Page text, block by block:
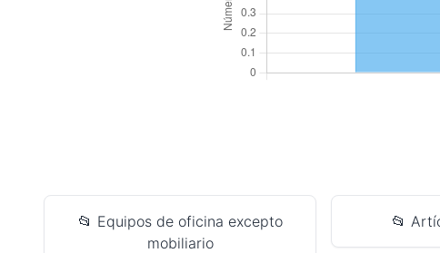
📂 Equipos de oficina excepto
mobiliario
📂